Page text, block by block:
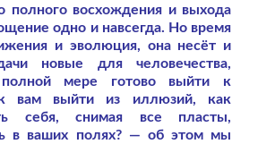
полного восхождения и выхода
одно и навсегда. Но время
и эволюция, она несёт и
новые для человечества,
мере готово выйти к
вам выйти из иллюзий, как
себя, снимая все пласты,
в ваших полях? — об этом мы